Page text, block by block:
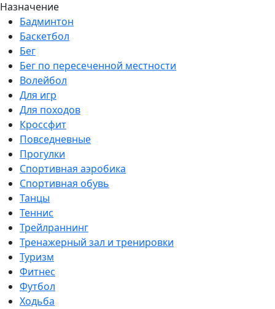
Назначение
Бадминтон
Баскетбол
Бег
Бег по пересеченной местности
Волейбол
Для игр
Для походов
Кроссфит
Повседневные
Прогулки
Спортивная аэробика
Спортивная обувь
Танцы
Теннис
Трейлраннинг
Тренажерный зал и тренировки
Туризм
Фитнес
Футбол
Ходьба